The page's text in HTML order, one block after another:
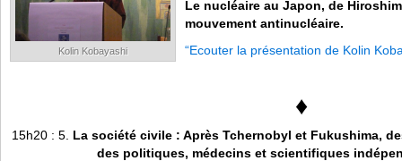
Kolin Kobayashi
Le nucléaire au Japon, de
mouvement antinucléaire.
“Ecouter la présentation de Kolin
♦
15h20 : 5. La société civile : Après Tchernobyl et Fukushima,
des politiques, médecins et scientifiques